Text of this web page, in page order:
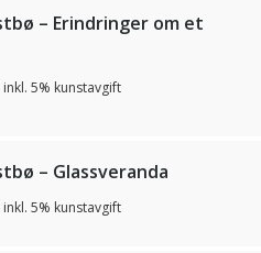
– Erindringer om et
inkl. 5% kunstavgift
– Glassveranda
inkl. 5% kunstavgift